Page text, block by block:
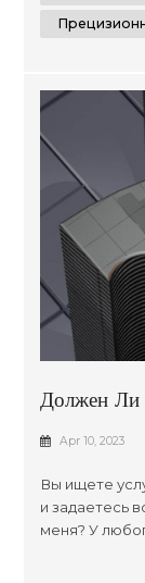
Должен Ли
Металла
Apr 10, 2023
Вы ищете
и задаетесь
меня? У